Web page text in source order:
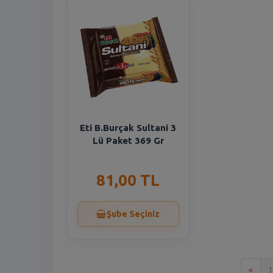
Eti B.Burçak Sultani 3
Lü Paket 369 Gr
81,00 TL
Şube Seçiniz
« 1